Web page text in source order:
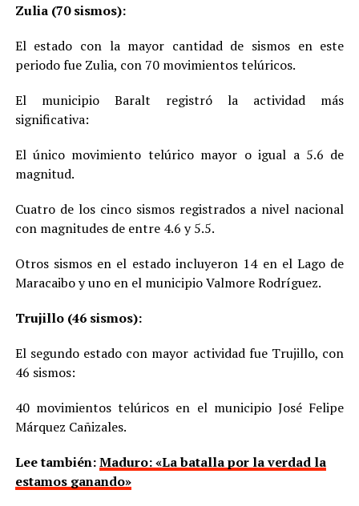
Zulia (70 sismos):
El estado con la mayor cantidad de sismos en este
periodo fue Zulia, con 70 movimientos telúricos.
El municipio Baralt registró la actividad más
significativa:
El único movimiento telúrico mayor o igual a 5.6 de
magnitud.
Cuatro de los cinco sismos registrados a nivel nacional
con magnitudes de entre 4.6 y 5.5.
Otros sismos en el estado incluyeron 14 en el Lago de
Maracaibo y uno en el municipio Valmore Rodríguez.
Trujillo (46 sismos):
El segundo estado con mayor actividad fue Trujillo, con
46 sismos:
40 movimientos telúricos en el municipio José Felipe
Márquez Cañizales.
Lee también:Maduro: «La batalla por la verdad la
estamos ganando»